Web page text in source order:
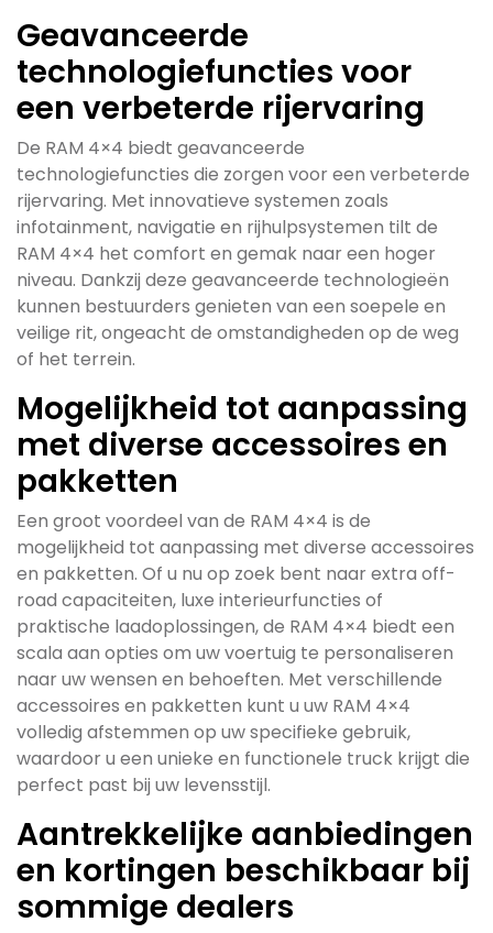
Geavanceerde
technologiefuncties voor
een verbeterde rijervaring
De RAM 4×4 biedt geavanceerde
technologiefuncties die zorgen voor een verbeterde
rijervaring. Met innovatieve systemen zoals
infotainment, navigatie en rijhulpsystemen tilt de
RAM 4×4 het comfort en gemak naar een hoger
niveau. Dankzij deze geavanceerde technologieën
kunnen bestuurders genieten van een soepele en
veilige rit, ongeacht de omstandigheden op de weg
of het terrein.
Mogelijkheid tot aanpassing
met diverse accessoires en
pakketten
Een groot voordeel van de RAM 4×4 is de
mogelijkheid tot aanpassing met diverse accessoires
en pakketten. Of u nu op zoek bent naar extra off-
road capaciteiten, luxe interieurfuncties of
praktische laadoplossingen, de RAM 4×4 biedt een
scala aan opties om uw voertuig te personaliseren
naar uw wensen en behoeften. Met verschillende
accessoires en pakketten kunt u uw RAM 4×4
volledig afstemmen op uw specifieke gebruik,
waardoor u een unieke en functionele truck krijgt die
perfect past bij uw levensstijl.
Aantrekkelijke aanbiedingen
en kortingen beschikbaar bij
sommige dealers